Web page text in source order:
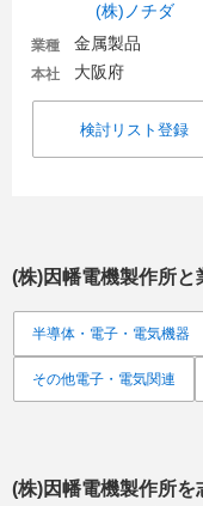
(株)ノチダ
業種 金属製品
本社 大阪府
検討リスト登録
(株)因幡電機製作所と
半導体・電子・電気機器
その他電子・電気関連
(株)因幡電機製作所を